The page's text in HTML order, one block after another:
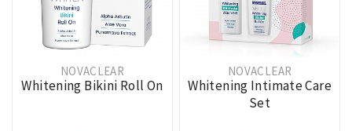
NOVACLEAR
Whitening Bikini Roll On
NOVACLEAR
Whitening Intimate Care
Set